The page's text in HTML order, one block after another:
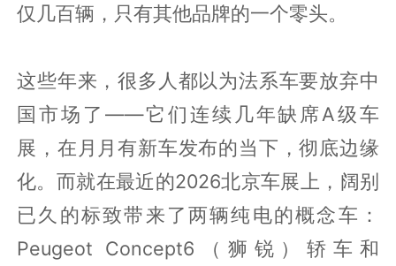
仅几百辆，只有其他品牌的一个零头。
这些年来，很多人都以为法系车要放弃中
国市场了——它们连续几年缺席A级车
展，在月月有新车发布的当下，彻底边缘
化。而就在最近的2026北京车展上，阔别
已久的标致带来了两辆纯电的概念车：
Peugeot Concept6（狮锐）轿车和